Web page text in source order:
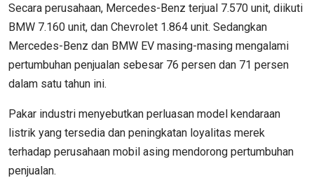
Secara perusahaan, Mercedes-Benz terjual 7.570 unit, diikuti
BMW 7.160 unit, dan Chevrolet 1.864 unit. Sedangkan
Mercedes-Benz dan BMW EV masing-masing mengalami
pertumbuhan penjualan sebesar 76 persen dan 71 persen
dalam satu tahun ini.
Pakar industri menyebutkan perluasan model kendaraan
listrik yang tersedia dan peningkatan loyalitas merek
terhadap perusahaan mobil asing mendorong pertumbuhan
penjualan.